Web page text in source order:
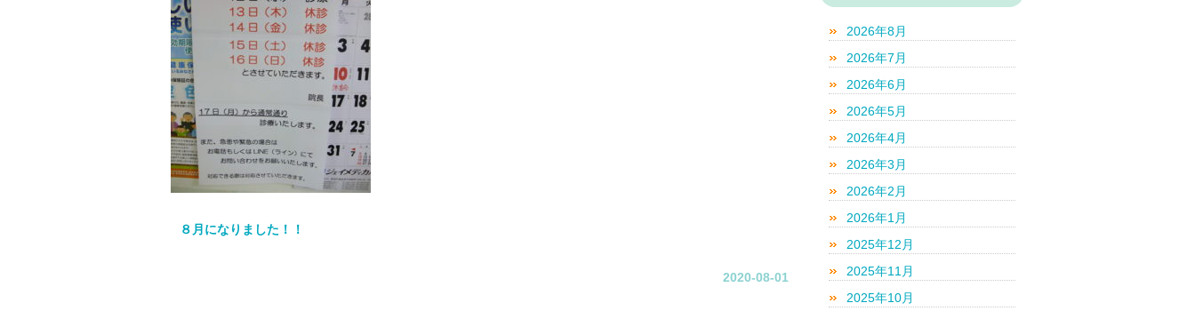
2026年8月
2026年7月
2026年6月
2026年5月
2026年4月
2026年3月
2026年2月
2026年1月
2025年12月
2025年11月
2025年10月
８月になりました！！
2020-08-01